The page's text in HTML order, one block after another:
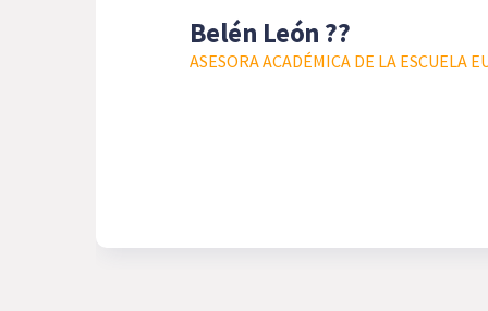
Belén León ??
ASESORA ACADÉMICA DE LA ESCUELA